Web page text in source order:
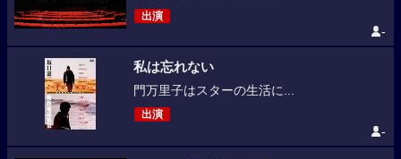
出演
-
私は忘れない
門万里子はスターの生活に...
出演
-